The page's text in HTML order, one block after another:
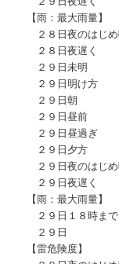
【雨：最大
２８日夜のはじ
２８日夜遅
２９日未明
２９日明け
２９日朝
２９日昼
２９日昼過
２９日夕
２９日夜のは
２９日夜遅
【雨：最大雨
２９日１８時ま
２９日 ：
【雷危険度】